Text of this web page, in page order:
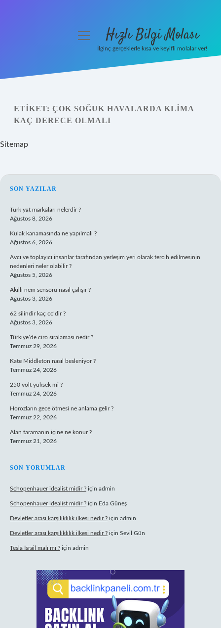
Yasal Uyarı
menüyüHızlı Bilgi Molası
İlginç gerçeklerle kısa ve keyifli molalar ver!
ETIKET: ÇOK SOĞUK HAVALARDA KLIMA
KAÇ DERECE OLMALI
Sitemap
SIDEBAR
SON YAZILAR
Türk yat markaları nelerdir ?
Ağustos 8, 2026
Kulak kanamasında ne yapılmalı ?
Ağustos 6, 2026
Avcı ve toplayıcı insanlar tarafından yerleşim yeri olarak tercih edilmesinin
nedenleri neler olabilir ?
Ağustos 5, 2026
Akıllı nem sensörü nasıl çalışır ?
Ağustos 3, 2026
62 silindir kaç cc’dir ?
Ağustos 3, 2026
Türkiye’de ciro sıralaması nedir ?
Temmuz 29, 2026
Kate Middleton nasıl besleniyor ?
Temmuz 24, 2026
250 volt yüksek mi ?
Temmuz 24, 2026
Horozların gece ötmesi ne anlama gelir ?
Temmuz 22, 2026
Alan taramanın içine ne konur ?
Temmuz 21, 2026
SON YORUMLAR
Schopenhauer idealist midir ? için admin
Schopenhauer idealist midir ? için Eda Güneş
Devletler arası karşılıklılık ilkesi nedir ? için admin
Devletler arası karşılıklılık ilkesi nedir ? için Sevil Gün
Tesla İsrail malı mı ? için admin